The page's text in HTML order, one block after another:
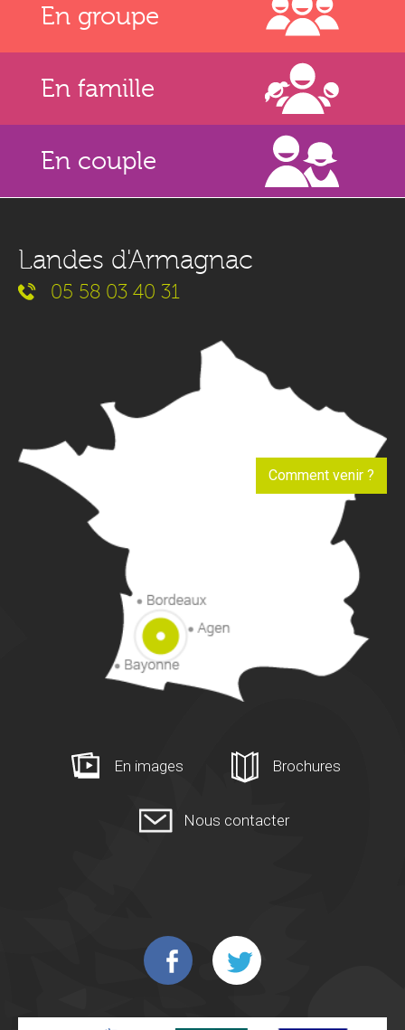
En groupe
En famille
En couple
Landes d'Armagnac
05 58 03 40 31
Comment venir ?
En images Brochures
Nous contacter